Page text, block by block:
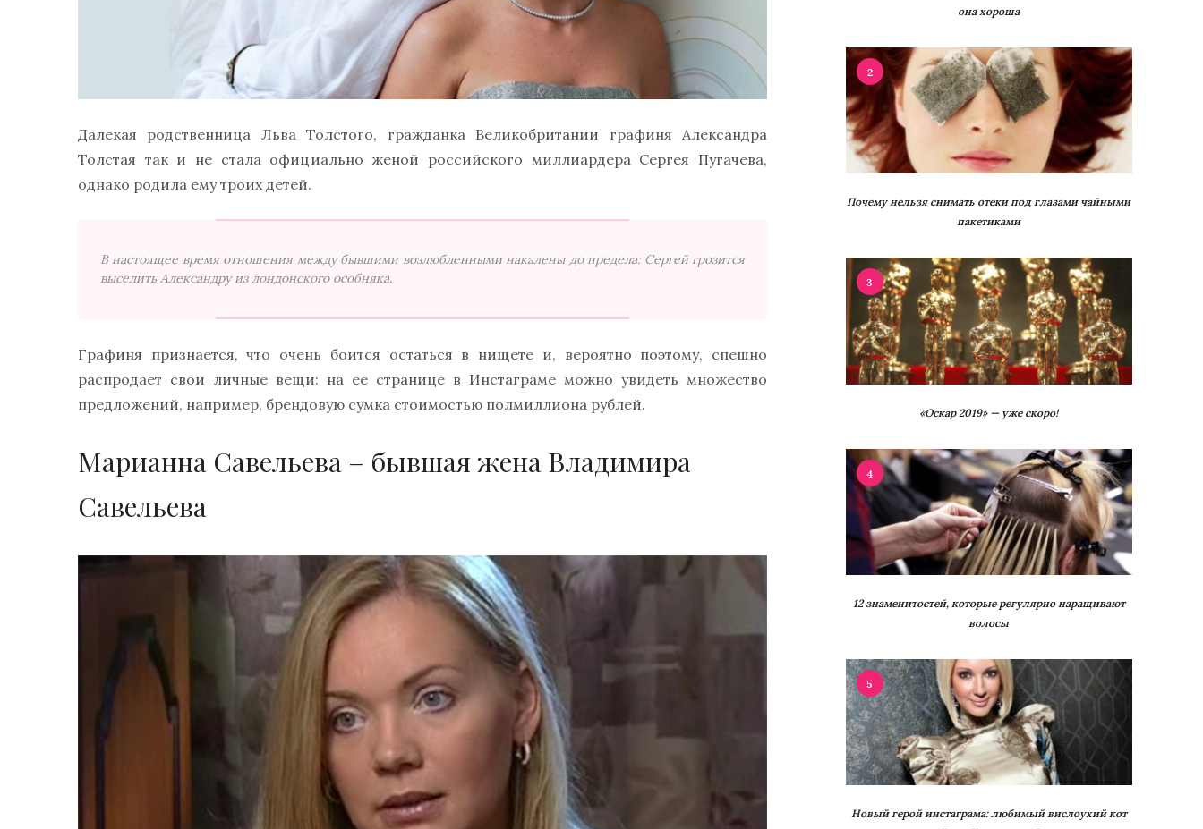
Далекая родственница Льва Толстого, гражданка Великобритании графиня Александра
Толстая так и не стала официально женой российского миллиардера Сергея Пугачева,
однако родила ему троих детей.
В настоящее время отношения между бывшими возлюбленными накалены до предела: Сергей грозится
выселить Александру из лондонского особняка.
Графиня признается, что очень боится остаться в нищете и, вероятно поэтому, спешно
распродает свои личные вещи: на ее странице в Инстаграме можно увидеть множество
предложений, например, брендовую сумка стоимостью полмиллиона рублей.
Марианна Савельева – бывшая жена Владимира
Савельева
она хороша
2
Почему нельзя снимать отеки под глазами чайными
пакетиками
3
«Оскар 2019» — уже скоро!
4
12 знаменитостей, которые регулярно наращивают
волосы
5
Новый герой инстаграма: любимый вислоухий кот